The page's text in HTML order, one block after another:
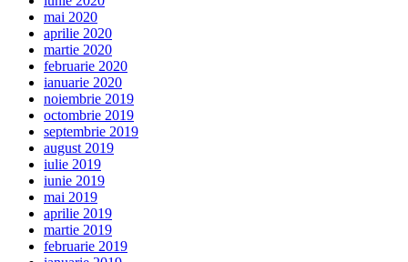
mai 2020
aprilie 2020
martie 2020
februarie 2020
ianuarie 2020
noiembrie 2019
octombrie 2019
septembrie 2019
august 2019
iulie 2019
iunie 2019
mai 2019
aprilie 2019
martie 2019
februarie 2019